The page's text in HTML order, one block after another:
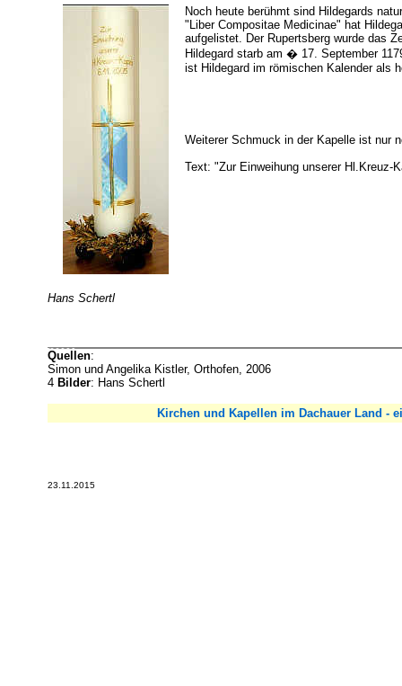
Noch heute berühmt sind Hildegards
"Liber Compositae Medicinae" hat
aufgelistet. Der Rupertsberg wurde das
Hildegard starb am � 17. September
ist Hildegard im römischen Kalender als
Weiterer Schmuck in der Kapelle ist nur
Text: "Zur Einweihung unserer Hl.Kreuz-
Hans Schertl
Quellen:
Simon und Angelika Kistler, Orthofen, 2006
4 Bilder: Hans Schertl
Kirchen und Kapellen im Dachauer Land -
23.11.2015